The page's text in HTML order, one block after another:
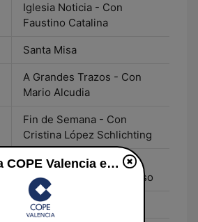
Iglesia Noticia - Con
Faustino Catalina
Santa Misa
A Grandes Trazos - Con
Mario Alcudia
Fin de Semana - Con
Cristina López Schlichting
Mediodía COPE Fin de
Semana - Con Iván Alonso
El Espejo Fin de Semana
Cadena COPE Valencia en vivo